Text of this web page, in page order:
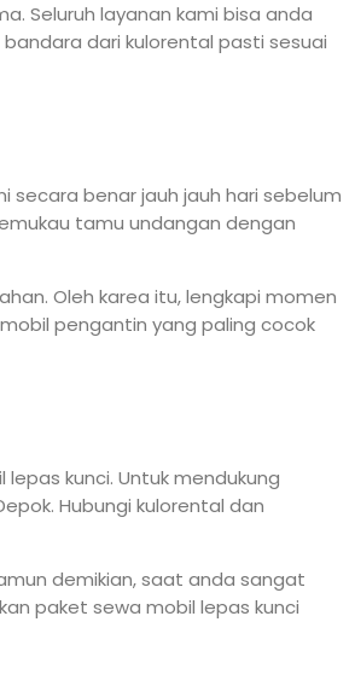
Seluruh layanan kami bisa anda
dari kulorental pasti sesuai
secara benar jauh jauh hari sebelum
tamu undangan dengan
Oleh karea itu, lengkapi momen
pengantin yang paling cocok
kunci. Untuk mendukung
Hubungi kulorental dan
demikian, saat anda sangat
paket sewa mobil lepas kunci